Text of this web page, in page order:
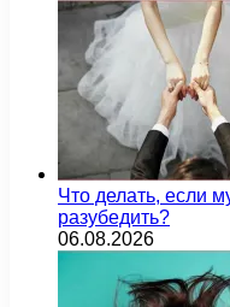
Что делать, если
разубедить?
06.08.2026